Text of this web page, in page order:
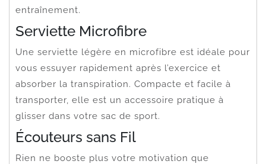
entraînement.
Serviette Microfibre
Une serviette légère en microfibre est idéale pour
vous essuyer rapidement après l’exercice et
absorber la transpiration. Compacte et facile à
transporter, elle est un accessoire pratique à
glisser dans votre sac de sport.
Écouteurs sans Fil
Rien ne booste plus votre motivation que